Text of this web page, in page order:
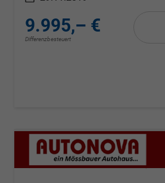
9.995,– €
Differenzbesteuert